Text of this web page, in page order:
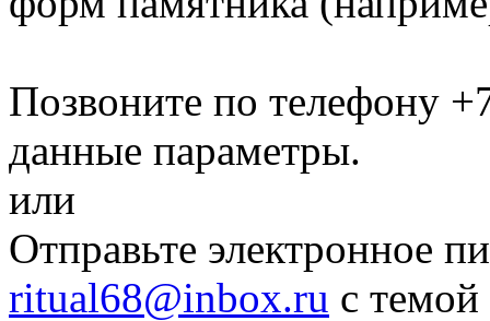
Позвоните по телефону
данные параметры.
или
Отправьте электронное
ritual68@inbox.ru с